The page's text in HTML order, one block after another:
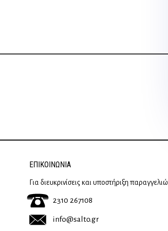
ΕΠΙΚΟΙΝΩΝΊΑ
Για διευκρινίσεις και υποστήριξη
2310 267108
info@salto.gr